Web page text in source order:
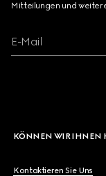
Mitteilungen und
E-Mail
KÖNNEN WIR IHNEN
Kontaktieren Sie Uns